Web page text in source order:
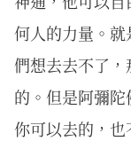
何人的力量。
們想去去不了
的。但是阿彌
你可以去的，